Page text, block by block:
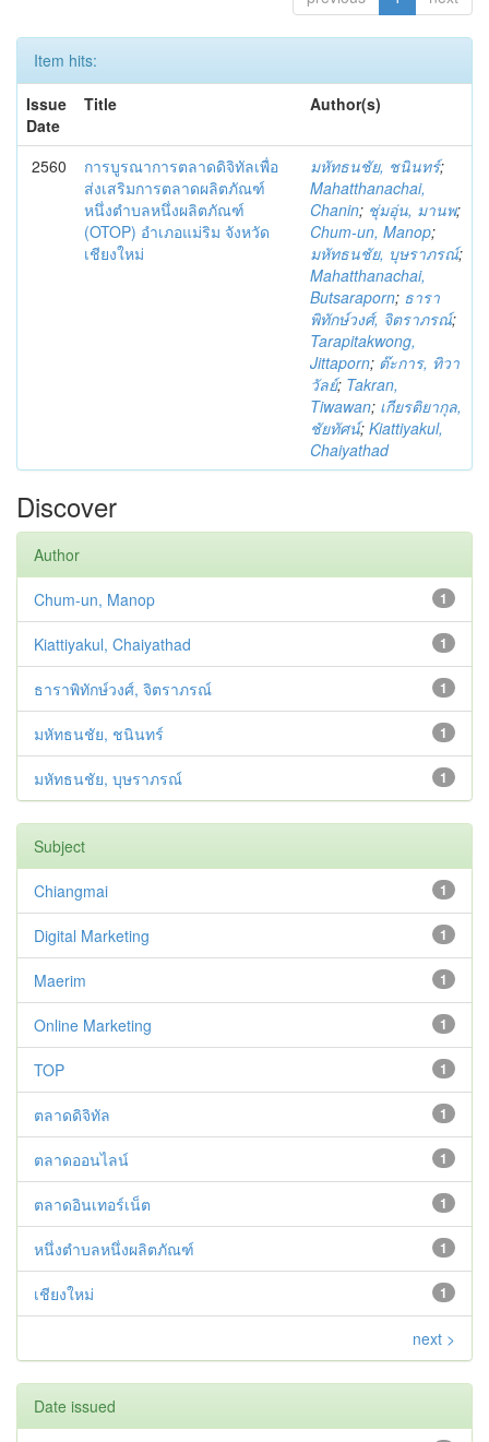
Item hits:
Issue
Date
Title Author(s)
2560
การบูรณาการตลาดดิจิทัลเพื่อ
ส่งเสริมการตลาดผลิตภัณฑ์
หนึ่งตำบลหนึ่งผลิตภัณฑ์
(OTOP) อำเภอแม่ริม จังหวัด
เชียงใหม่
มหัทธนชัย, ชนินทร์;
Mahatthanachai,
Chanin; ชุ่มอุ่น, มานพ;
Chum-un, Manop;
มหัทธนชัย, บุษราภรณ์;
Mahatthanachai,
Butsaraporn; ธารา
พิทักษ์วงศ์, จิตราภรณ์;
Tarapitakwong,
Jittaporn; ต๊ะการ, ทิวา
วัลย์; Takran,
Tiwawan; เกียรติยากุล,
ชัยทัศน์; Kiattiyakul,
Chaiyathad
Discover
Author
1
Chum-un, Manop
1
Kiattiyakul, Chaiyathad
1
ธาราพิทักษ์วงศ์, จิตราภรณ์
1
มหัทธนชัย, ชนินทร์
1
มหัทธนชัย, บุษราภรณ์
Subject
1
Chiangmai
1
Digital Marketing
1
Maerim
1
Online Marketing
1
TOP
1
ตลาดดิจิทัล
1
ตลาดออนไลน์
1
ตลาดอินเทอร์เน็ต
1
หนึ่งตำบลหนึ่งผลิตภัณฑ์
1
เชียงใหม่
next >
Date issued